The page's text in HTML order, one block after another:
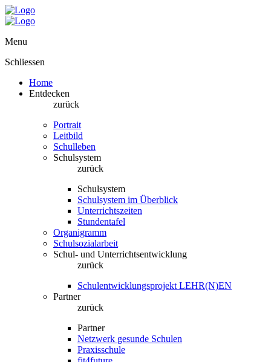
Menu
Schliessen
Home
Entdecken
zurück
Portrait
Leitbild
Schulleben
Schulsystem
zurück
Schulsystem
Schulsystem im Überblick
Unterrichtszeiten
Stundentafel
Organigramm
Schulsozialarbeit
Schul- und Unterrichtsentwicklung
zurück
Schulentwicklungsprojekt LEHR(N)EN
Partner
zurück
Partner
Netzwerk gesunde Schulen
Praxisschule